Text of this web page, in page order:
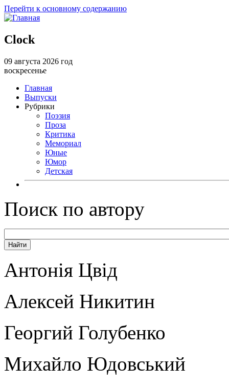
Перейти к основному содержанию
Clock
09 августа 2026 год
воскресенье
Главная
Выпуски
Рубрики
Поэзия
Проза
Критика
Мемориал
Юные
Юмор
Детская
Поиск по автору
Антонія Цвід
Алексей Никитин
Георгий Голубенко
Михайло Юдовський